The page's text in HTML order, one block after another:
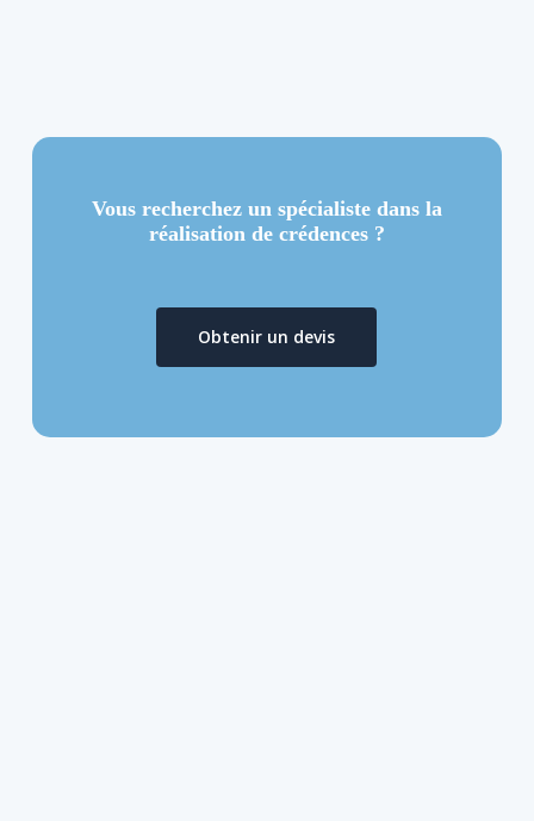
Vous recherchez un spécialiste dans la
réalisation de crédences ?
Obtenir un devis